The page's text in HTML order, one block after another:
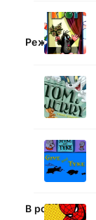
Режиссер:
В ролях: